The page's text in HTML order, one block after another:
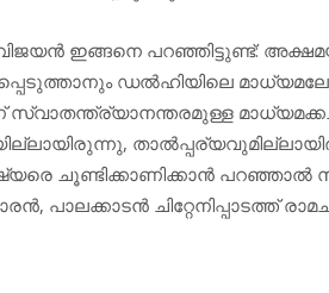
ഇങ്ങനെ പറഞ്ഞിട്ടുണ്ട്:
ഡല്‍ഹിയിലെ
ചൂണ്ടിക്കാണിക്കാന്‍ പറഞ്ഞാല്‍
പാലക്കാടന്‍ ചിറ്റേനിപ്പാടത്ത്